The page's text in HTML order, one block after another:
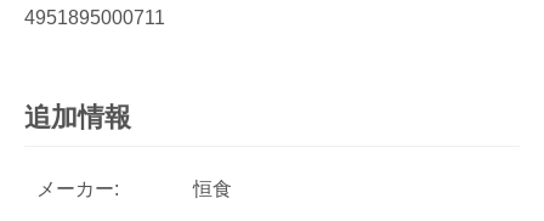
4951895000711
追加情報
メーカー: 恒食